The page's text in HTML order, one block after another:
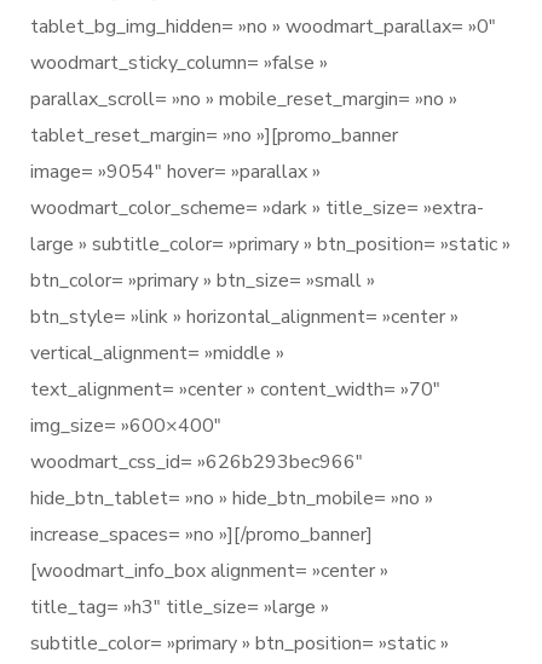
tablet_bg_img_hidden= »no » woodmart_parallax= »0″
woodmart_sticky_column= »false »
parallax_scroll= »no » mobile_reset_margin= »no »
tablet_reset_margin= »no »][promo_banner
image= »9054″ hover= »parallax »
woodmart_color_scheme= »dark » title_size= »extra-
large » subtitle_color= »primary » btn_position= »static »
btn_color= »primary » btn_size= »small »
btn_style= »link » horizontal_alignment= »center »
vertical_alignment= »middle »
text_alignment= »center » content_width= »70″
img_size= »600×400″
woodmart_css_id= »626b293bec966″
hide_btn_tablet= »no » hide_btn_mobile= »no »
increase_spaces= »no »][/promo_banner]
[woodmart_info_box alignment= »center »
title_tag= »h3″ title_size= »large »
subtitle_color= »primary » btn_position= »static »